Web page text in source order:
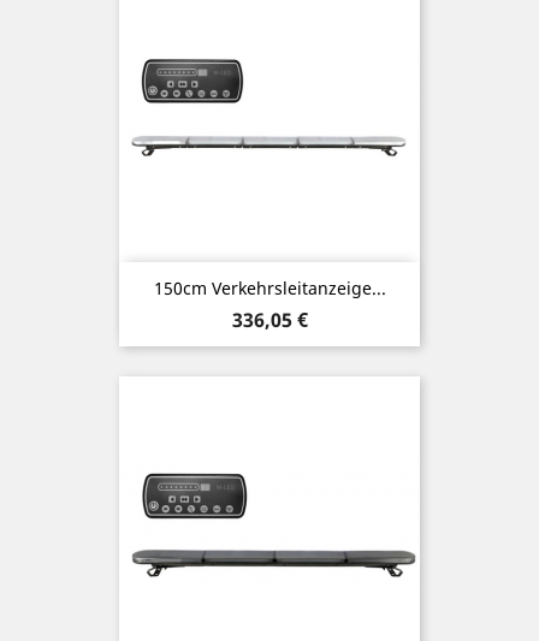
150cm Verkehrsleitanzeige...
Preis
336,05 €